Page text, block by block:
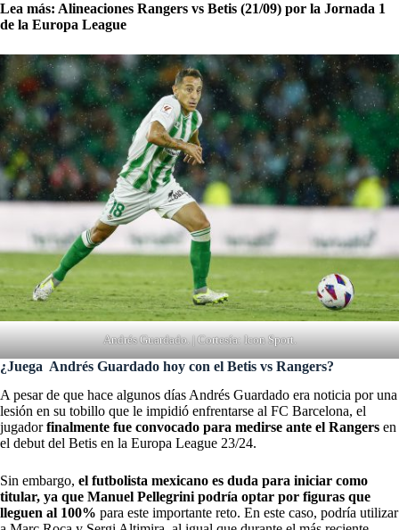
Lea más: Alineaciones Rangers vs Betis (21/09) por la Jornada 1
de la Europa League
Andrés Guardado. | Cortesía: Icon Sport.
¿Juega Andrés Guardado hoy con el Betis vs Rangers?
A pesar de que hace algunos días Andrés Guardado era noticia por una
lesión en su tobillo que le impidió enfrentarse al FC Barcelona, el
jugadorfinalmente fue convocado para medirse ante el Rangers en
el debut del Betis en la Europa League 23/24.
Sin embargo, el futbolista mexicano es duda para iniciar como
titular, ya que Manuel Pellegrini podría optar por figuras que
lleguen al 100% para este importante reto. En este caso, podría utilizar